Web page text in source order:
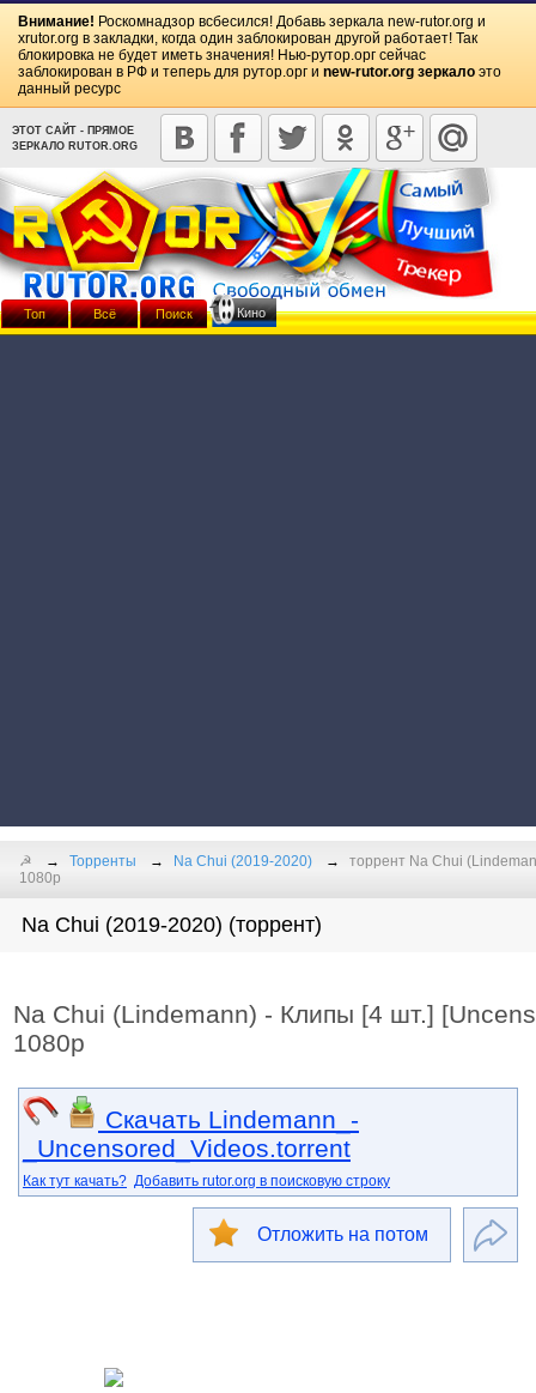
Внимание! Роскомнадзор всбесился! Добавь зеркала new-rutor.org и
xrutor.org в закладки, когда один заблокирован другой работает! Так
блокировка не будет иметь значения! Нью-рутор.орг сейчас
заблокирован в РФ и теперь для рутор.орг и new-rutor.org зеркало это
данный ресурс
ЭТОТ САЙТ - ПРЯМОЕ
ЗЕРКАЛО RUTOR.ORG
☭ Торренты Na Chui (2019-2020)
торрент Na Chui
1080p
Na Chui (2019-2020) (торрент)
Na Chui (Lindemann) - Клипы [4 шт.]
1080p
Скачать Lindemann_-
_Uncensored_Videos.torrent
Как тут качать? Добавить rutor.org в поисковую строку
Отложить на потом